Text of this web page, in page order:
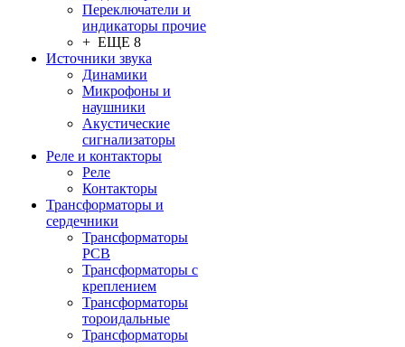
Переключатели и
индикаторы прочие
+ ЕЩЕ 8
Источники звука
Динамики
Микрофоны и
наушники
Акустические
сигнализаторы
Реле и контакторы
Реле
Контакторы
Трансформаторы и
сердечники
Трансформаторы
PCB
Трансформаторы с
креплением
Трансформаторы
тороидальные
Трансформаторы